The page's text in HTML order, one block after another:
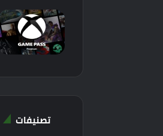
تصنيفات